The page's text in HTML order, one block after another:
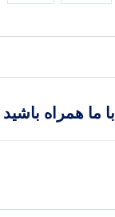
با ما همراه باشید